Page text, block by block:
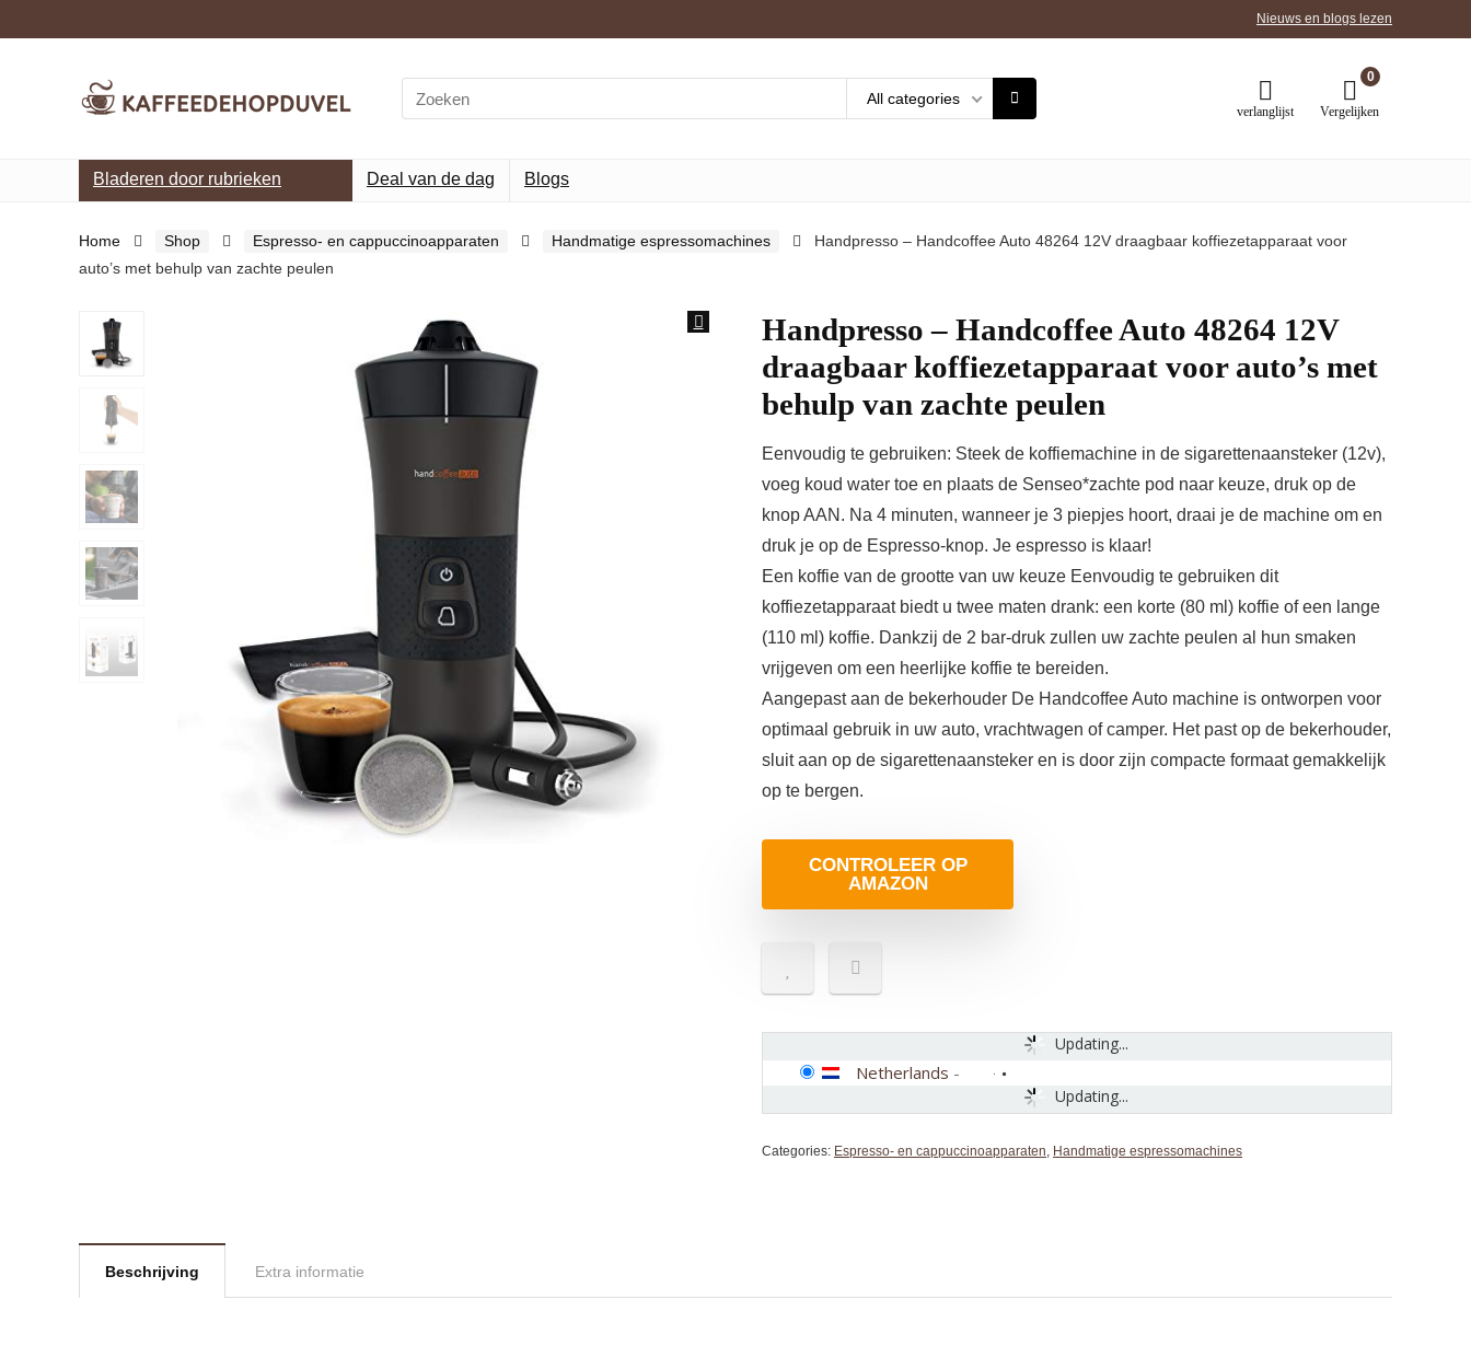
Nieuws en blogs lezen
Search
for:
All categories
verlanglijst
0
Vergelijken
Bladeren door rubrieken Deal van de dag Blogs
Home Shop Espresso- en cappuccinoapparaten Handmatige espressomachines
Handpresso – Handcoffee Auto 48264 12V draagbaar koffiezetapparaat voor
auto’s met behulp van zachte peulen
Handpresso – Handcoffee Auto 48264 12V
draagbaar koffiezetapparaat voor auto’s met
behulp van zachte peulen
Eenvoudig te gebruiken: Steek de koffiemachine in de sigarettenaansteker (12v),
voeg koud water toe en plaats de Senseo*zachte pod naar keuze, druk op de
knop AAN. Na 4 minuten, wanneer je 3 piepjes hoort, draai je de machine om en
druk je op de Espresso-knop. Je espresso is klaar!
Een koffie van de grootte van uw keuze Eenvoudig te gebruiken dit
koffiezetapparaat biedt u twee maten drank: een korte (80 ml) koffie of een lange
(110 ml) koffie. Dankzij de 2 bar-druk zullen uw zachte peulen al hun smaken
vrijgeven om een heerlijke koffie te bereiden.
Aangepast aan de bekerhouder De Handcoffee Auto machine is ontworpen voor
optimaal gebruik in uw auto, vrachtwagen of camper. Het past op de bekerhouder,
sluit aan op de sigarettenaansteker en is door zijn compacte formaat gemakkelijk
op te bergen.
CONTROLEER OP
AMAZON
Updating...
Updating...
Netherlands -
Categories: Espresso- en cappuccinoapparaten, Handmatige espressomachines
Beschrijving Extra informatie